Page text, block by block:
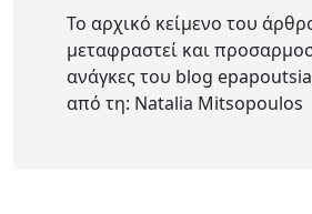
Το αρχικό κείμενο του
μεταφραστεί και
ανάγκες του blog
από τη: Natalia Mitsopoulos